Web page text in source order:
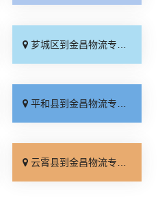
芗城区到金昌物流专线_资质齐全「运价行情」
平和县到金昌物流专线_多少公里「直发全境」
云霄县到金昌物流专线_送货到门「收费介绍」